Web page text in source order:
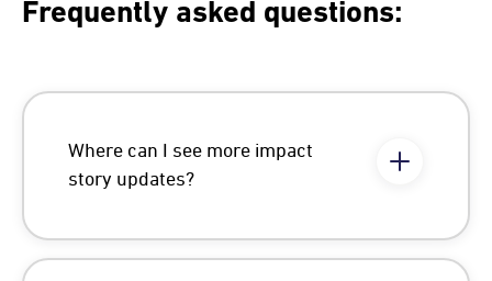
Frequently asked questions:
Where can I see more impact
story updates?